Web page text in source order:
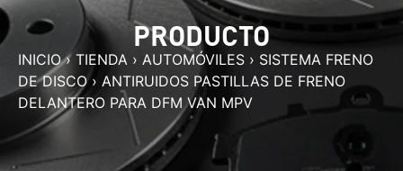
PRODUCTO
INICIO› TIENDA › AUTOMÓVILES › SISTEMA FRENO
DE DISCO› ANTIRUIDOS PASTILLAS DE FRENO
DELANTERO PARA DFM VAN MPV